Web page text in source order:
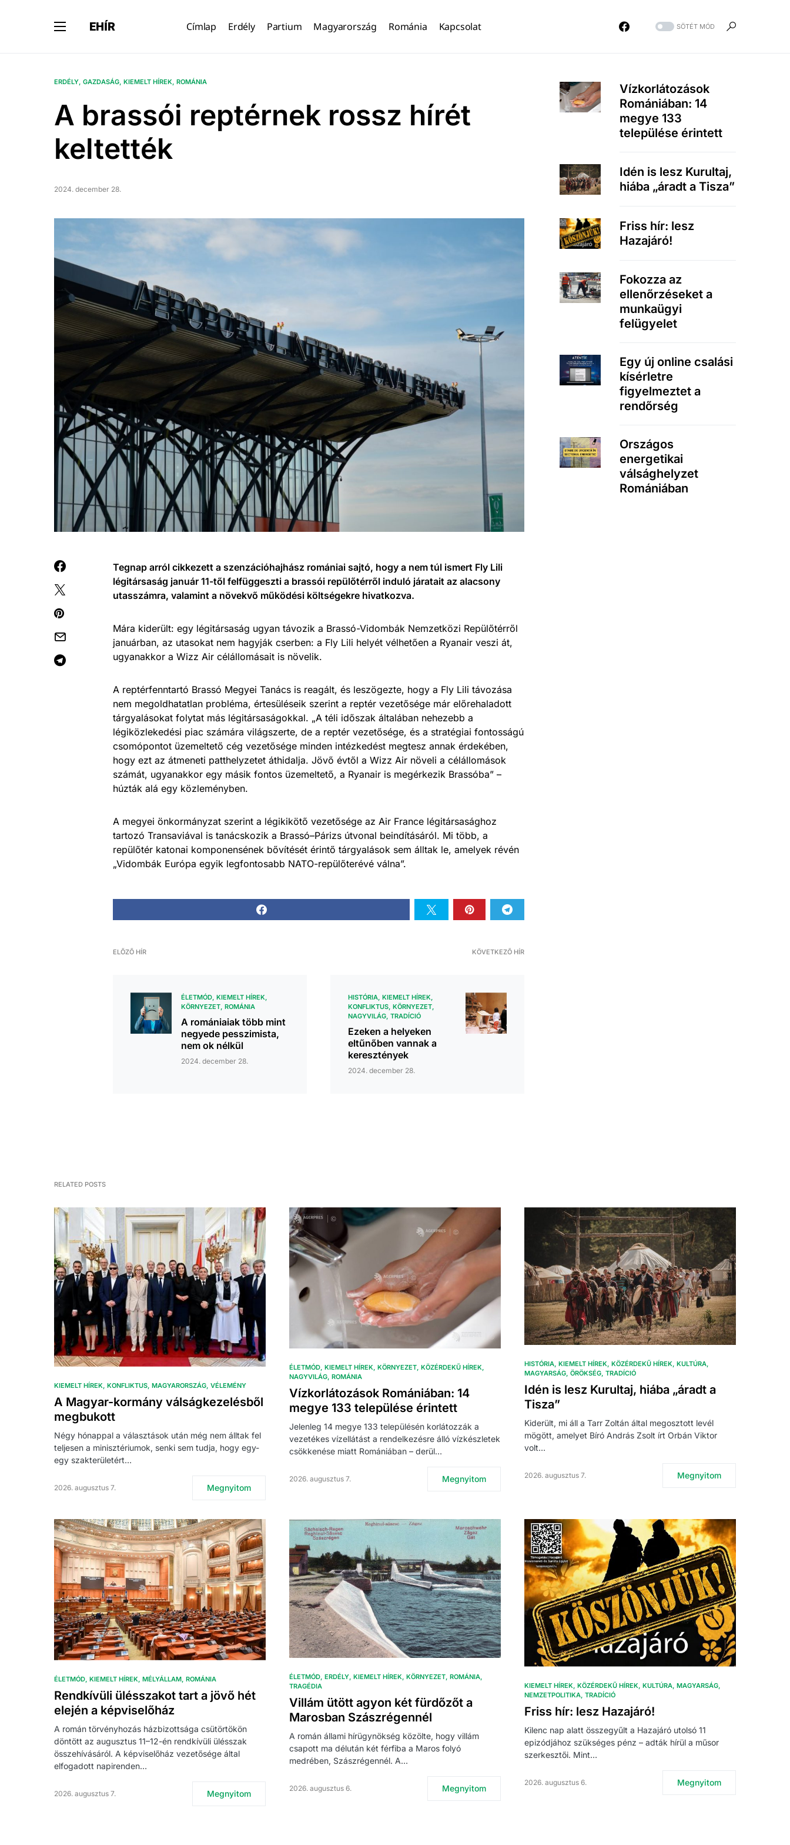
EHÍR Címlap Erdély Partium Magyarország Románia Kapcsolat SÖTÉT MÓD
ERDÉLY GAZDASÁG KIEMELT HÍREK ROMÁNIA
A brassói reptérnek rossz hírét
keltették
2024. december 28.
Tegnap arról cikkezett a szenzációhajhász romániai sajtó, hogy a nem túl ismert Fly Lili
légitársaság január 11-től felfüggeszti a brassói repülőtérről induló járatait az alacsony
utasszámra, valamint a növekvő működési költségekre hivatkozva.
Mára kiderült: egy légitársaság ugyan távozik a Brassó-Vidombák Nemzetközi Repülőtérről
januárban, az utasokat nem hagyják cserben: a Fly Lili helyét vélhetően a Ryanair veszi át,
ugyanakkor a Wizz Air célállomásait is növelik.
A reptérfenntartó Brassó Megyei Tanács is reagált, és leszögezte, hogy a Fly Lili távozása
nem megoldhatatlan probléma, értesüléseik szerint a reptér vezetősége már előrehaladott
tárgyalásokat folytat más légitársaságokkal. „A téli időszak általában nehezebb a
légiközlekedési piac számára világszerte, de a reptér vezetősége, és a stratégiai fontosságú
csomópontot üzemeltető cég vezetősége minden intézkedést megtesz annak érdekében,
hogy ezt az átmeneti patthelyzetet áthidalja. Jövő évtől a Wizz Air növeli a célállomások
számát, ugyanakkor egy másik fontos üzemeltető, a Ryanair is megérkezik Brassóba” –
húzták alá egy közleményben.
A megyei önkormányzat szerint a légikikötő vezetősége az Air France légitársasághoz
tartozó Transaviával is tanácskozik a Brassó–Párizs útvonal beindításáról. Mi több, a
repülőtér katonai komponensének bővítését érintő tárgyalások sem álltak le, amelyek révén
„Vidombák Európa egyik legfontosabb NATO-repülőterévé válna”.
ELŐZŐ HÍR
ÉLETMÓD KIEMELT HÍREK
KÖRNYEZET ROMÁNIA
A romániaiak több mint
negyede pesszimista,
nem ok nélkül
2024. december 28.
KÖVETKEZŐ HÍR
HISTÓRIA KIEMELT HÍREK
KONFLIKTUS KÖRNYEZET
NAGYVILÁG TRADÍCIÓ
Ezeken a helyeken
eltűnőben vannak a
keresztények
2024. december 28.
Vízkorlátozások
Romániában: 14
megye 133
települése érintett
Idén is lesz Kurultaj,
hiába „áradt a Tisza”
Friss hír: lesz
Hazajáró!
Fokozza az
ellenőrzéseket a
munkaügyi
felügyelet
Egy új online csalási
kísérletre
figyelmeztet a
rendőrség
Országos
energetikai
válsághelyzet
Romániában
RELATED POSTS
KIEMELT HÍREK KONFLIKTUS MAGYARORSZÁG VÉLEMÉNY
A Magyar-kormány válságkezelésből
megbukott
Négy hónappal a választások után még nem álltak fel
teljesen a minisztériumok, senki sem tudja, hogy egy-
egy szakterületért…
2026. augusztus 7. Megnyitom
ÉLETMÓD KIEMELT HÍREK KÖRNYEZET KÖZÉRDEKŰ HÍREK
NAGYVILÁG ROMÁNIA
Vízkorlátozások Romániában: 14
megye 133 települése érintett
Jelenleg 14 megye 133 településén korlátozzák a
vezetékes vízellátást a rendelkezésre álló vízkészletek
csökkenése miatt Romániában – derül…
2026. augusztus 7. Megnyitom
HISTÓRIA KIEMELT HÍREK KÖZÉRDEKŰ HÍREK KULTÚRA
MAGYARSÁG ÖRÖKSÉG TRADÍCIÓ
Idén is lesz Kurultaj, hiába „áradt a
Tisza”
Kiderült, mi áll a Tarr Zoltán által megosztott levél
mögött, amelyet Bíró András Zsolt írt Orbán Viktor
volt…
2026. augusztus 7. Megnyitom
ÉLETMÓD KIEMELT HÍREK MÉLYÁLLAM ROMÁNIA
Rendkívüli ülésszakot tart a jövő hét
elején a képviselőház
A román törvényhozás házbizottsága csütörtökön
döntött az augusztus 11–12-én rendkívüli ülésszak
összehívásáról. A képviselőház vezetősége által
elfogadott napirenden…
2026. augusztus 7. Megnyitom
ÉLETMÓD ERDÉLY KIEMELT HÍREK KÖRNYEZET ROMÁNIA
TRAGÉDIA
Villám ütött agyon két fürdőzőt a
Marosban Szászrégennél
A román állami hírügynökség közölte, hogy villám
csapott ma délután két férfiba a Maros folyó
medrében, Szászrégennél. A…
2026. augusztus 6. Megnyitom
KIEMELT HÍREK KÖZÉRDEKŰ HÍREK KULTÚRA MAGYARSÁG
NEMZETPOLITIKA TRADÍCIÓ
Friss hír: lesz Hazajáró!
Kilenc nap alatt összegyűlt a Hazajáró utolsó 11
epizódjához szükséges pénz – adták hírül a műsor
szerkesztői. Mint…
2026. augusztus 6. Megnyitom